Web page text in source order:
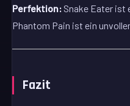
Perfektion: Snake Eater ist
Phantom Pain ist ein
Fazit